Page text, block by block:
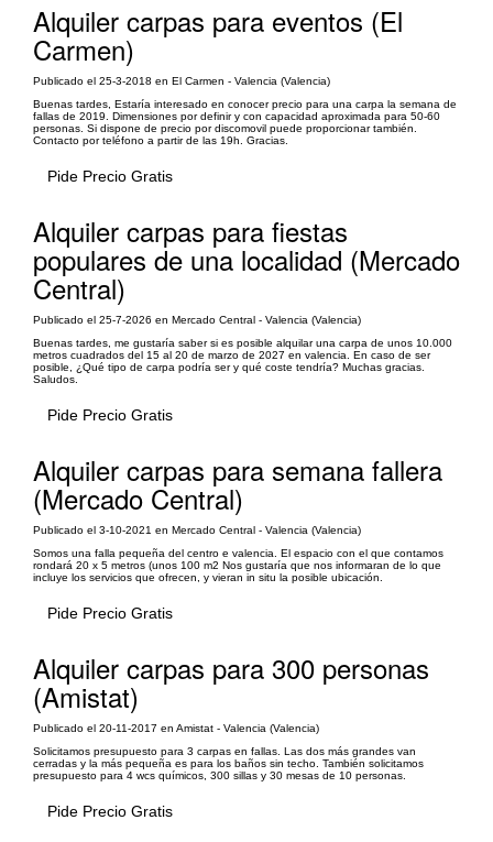
Alquiler carpas para eventos (El
Carmen)
Publicado el 25-3-2018 en El Carmen - Valencia (Valencia)
Buenas tardes, Estaría interesado en conocer precio para una carpa la semana de
fallas de 2019. Dimensiones por definir y con capacidad aproximada para 50-60
personas. Si dispone de precio por discomovil puede proporcionar también.
Contacto por teléfono a partir de las 19h. Gracias.
Pide Precio Gratis
Alquiler carpas para fiestas
populares de una localidad (Mercado
Central)
Publicado el 25-7-2026 en Mercado Central - Valencia (Valencia)
Buenas tardes, me gustaría saber si es posible alquilar una carpa de unos 10.000
metros cuadrados del 15 al 20 de marzo de 2027 en valencia. En caso de ser
posible, ¿Qué tipo de carpa podría ser y qué coste tendría? Muchas gracias.
Saludos.
Pide Precio Gratis
Alquiler carpas para semana fallera
(Mercado Central)
Publicado el 3-10-2021 en Mercado Central - Valencia (Valencia)
Somos una falla pequeña del centro e valencia. El espacio con el que contamos
rondará 20 x 5 metros (unos 100 m2 Nos gustaría que nos informaran de lo que
incluye los servicios que ofrecen, y vieran in situ la posible ubicación.
Pide Precio Gratis
Alquiler carpas para 300 personas
(Amistat)
Publicado el 20-11-2017 en Amistat - Valencia (Valencia)
Solicitamos presupuesto para 3 carpas en fallas. Las dos más grandes van
cerradas y la más pequeña es para los baños sin techo. También solicitamos
presupuesto para 4 wcs químicos, 300 sillas y 30 mesas de 10 personas.
Pide Precio Gratis